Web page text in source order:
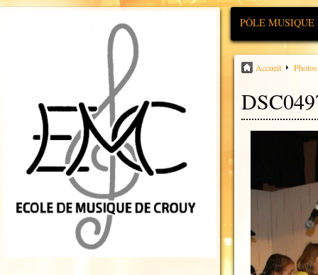
PÔLE
Accueil